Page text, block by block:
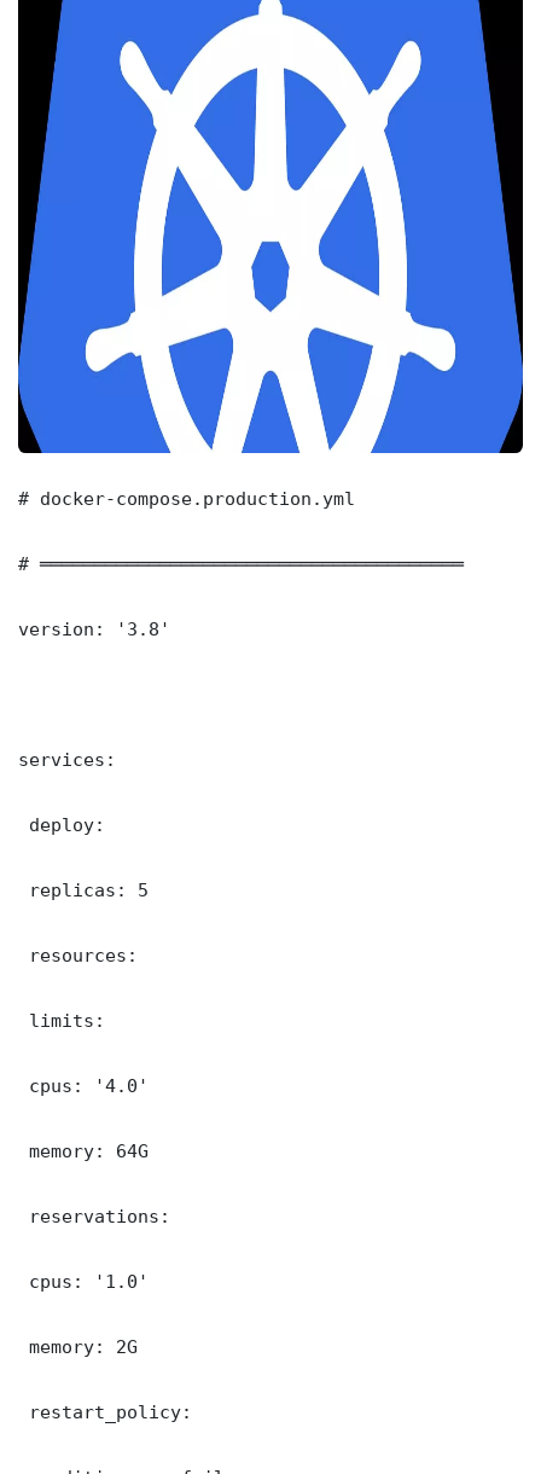
# docker-compose.production.yml
# ═══════════════════════════════════════
version: '3.8'
services:
deploy:
replicas: 5
resources:
limits:
cpus: '4.0'
memory: 64G
reservations:
cpus: '1.0'
memory: 2G
restart_policy: